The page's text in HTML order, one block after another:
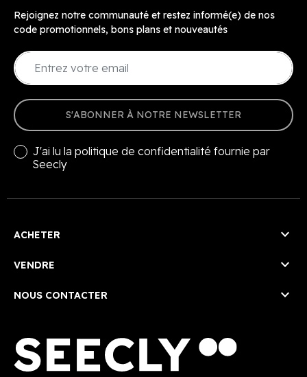
Rejoignez notre communauté et restez informé(e) de nos
code promotionnels, bons plans et nouveautés
S'ABONNER À NOTRE NEWSLETTER
J'ai lu la politique de confidentialité fournie par
Seecly
ACHETER 
VENDRE 
NOUS CONTACTER 